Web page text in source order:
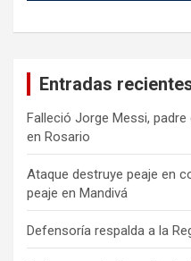
Entradas
Falleció Jorge Messi,
en Rosario
Ataque destruye peaje en
peaje en Mandivá
Defensoría respalda a la